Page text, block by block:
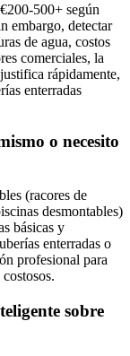
500+ según
embargo, detectar
de agua, costos
comerciales, la
rápidamente,
enterradas
o necesito
(racores de
desmontables)
básicas y
enterradas o
profesional para
sobre